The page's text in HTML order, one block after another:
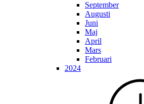
September
Augusti
Juni
Maj
April
Mars
Februari
2024